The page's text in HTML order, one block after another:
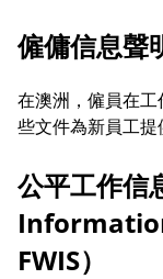
僱傭信息聲
在澳洲，僱員在
些文件為新員工提
公平工作
FWIS）